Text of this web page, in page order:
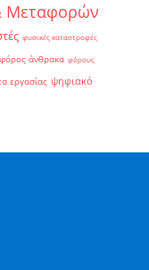
Μεταφορών
φυσικές καταστροφές
φόρος άνθρακα φόρους
εργασίας ψηφιακό